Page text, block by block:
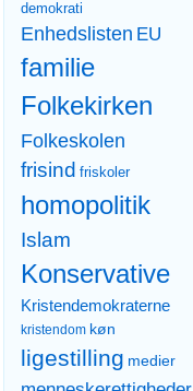
demokrati
Enhedslisten EU
familie
Folkekirken
Folkeskolen
frisind friskoler
homopolitik
Islam
Konservative
Kristendemokraterne
kristendom køn
ligestilling medier